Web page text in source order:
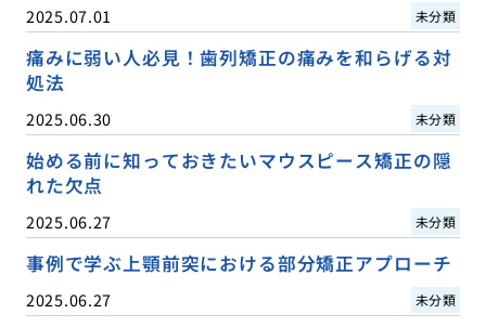
2025.07.01 未分類
痛みに弱い人必見！歯列矯正の痛みを和らげる対
処法
2025.06.30 未分類
始める前に知っておきたいマウスピース矯正の隠
れた欠点
2025.06.27 未分類
事例で学ぶ上顎前突における部分矯正アプローチ
2025.06.27 未分類